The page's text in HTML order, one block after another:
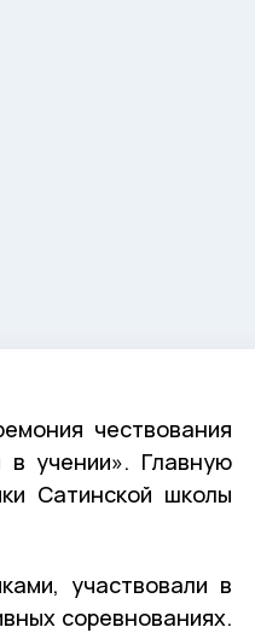
чествования
в учении». Главную
Сатинской школы
участвовали в
соревнованиях.